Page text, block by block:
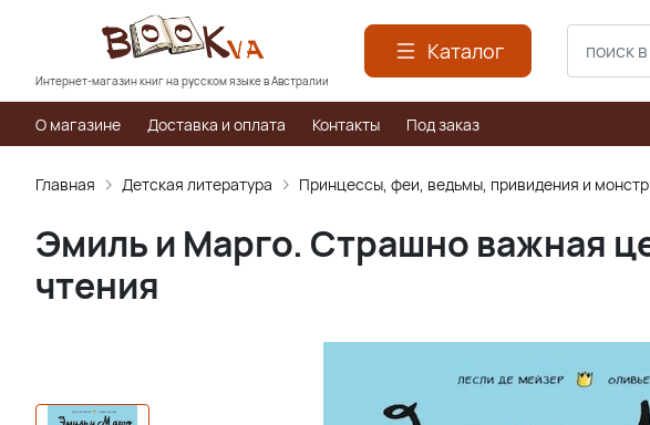
Интернет-магазин книг на русском языке в Австралии
Каталог
О магазине Доставка и оплата Контакты Под заказ
Главная Детская литература Принцессы, феи, ведьмы, привидения и
Эмиль и Марго. Страшно важная
чтения